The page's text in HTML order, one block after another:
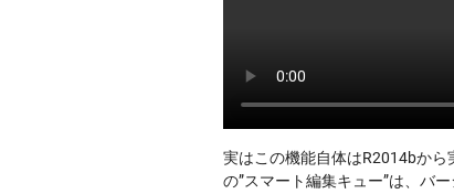
実はこの機能自体はR2014bか
の”スマート編集キュー”は、バ